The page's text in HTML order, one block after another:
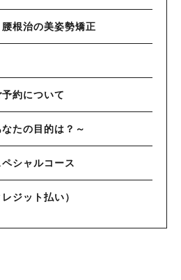
根治の美姿勢矯正
約について
たの目的は？～
シャルコース
ジット払い）